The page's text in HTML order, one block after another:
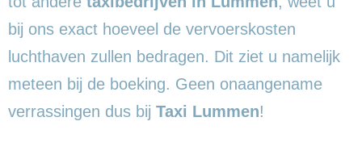
bij ons exact hoeveel de vervoerskosten
luchthaven zullen bedragen. Dit ziet u namelijk
meteen bij de boeking. Geen onaangename
verrassingen dus bij Taxi Lummen!